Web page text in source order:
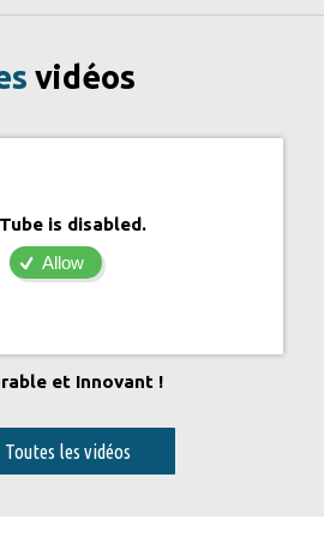
vidéos
is disabled.
Allow
et Innovant !
Toutes les vidéos